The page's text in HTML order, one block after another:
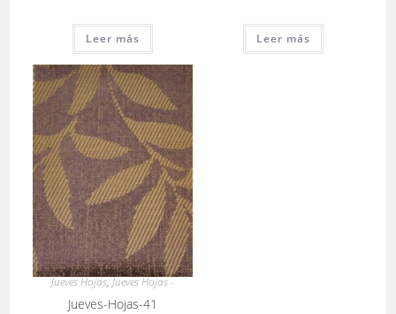
Leer más Leer más
Jueves Hojas,Jueves Hojas -
Jueves-Hojas-41